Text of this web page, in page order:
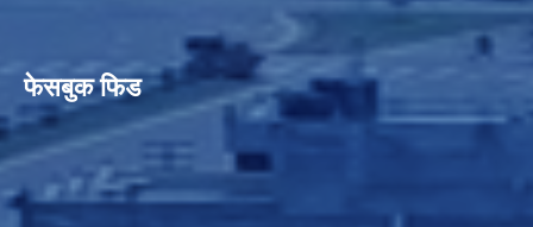
फेसबुक फिड